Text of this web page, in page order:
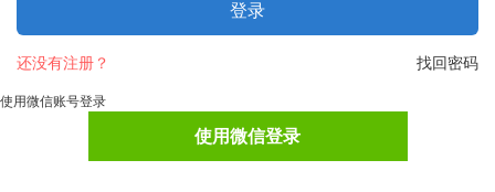
登录
找回密码
还没有注册？
使用微信账号登录
使用微信登录